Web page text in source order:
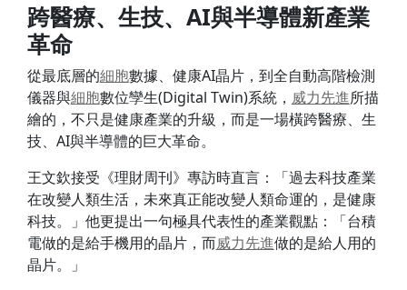
跨醫療、生技、AI與半導體新產業
革命
從最底層的細胞數據、健康AI晶片，到全自動高階檢測
儀器與細胞數位孿生(Digital Twin)系統， 威力先進所描
繪的，不只是健康產業的升級，而是一場橫跨醫療、生
技、AI與半導體的巨大革命。
王文欽接受《理財周刊》專訪時直言：「過去科技產業
在改變人類生活，未來真正能改變人類命運的，是健康
科技。」他更提出一句極具代表性的產業觀點：「台積
電做的是給手機用的晶片，而威力先進做的是給人用的
晶片。」